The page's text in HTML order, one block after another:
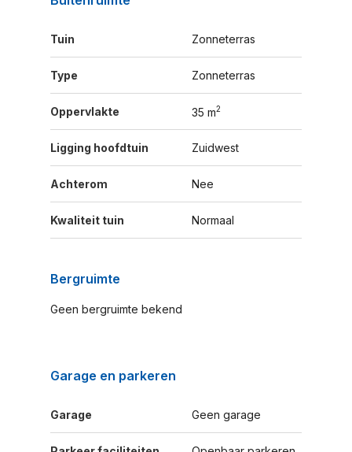
Tuin Zonneterras
Type Zonneterras
Oppervlakte 35 m2
Ligging hoofdtuin Zuidwest
Achterom Nee
Kwaliteit tuin Normaal
Bergruimte
Geen bergruimte bekend
Garage en parkeren
Garage Geen garage